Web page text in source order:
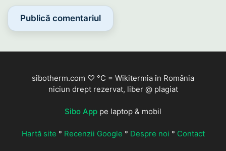
sibotherm.com ♡ °C = Wikitermia în România
niciun drept rezervat, liber @ plagiat
Sibo App pe laptop & mobil
Hartă site ° Recenzii Google ° Despre noi ° Contact